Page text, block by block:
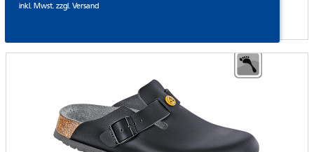
inkl. Mwst. zzgl.Versand